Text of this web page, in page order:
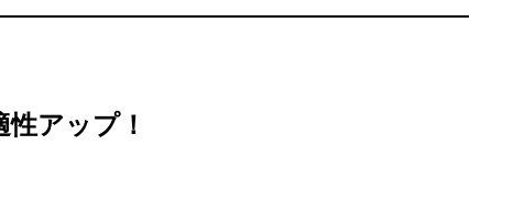
アップ！